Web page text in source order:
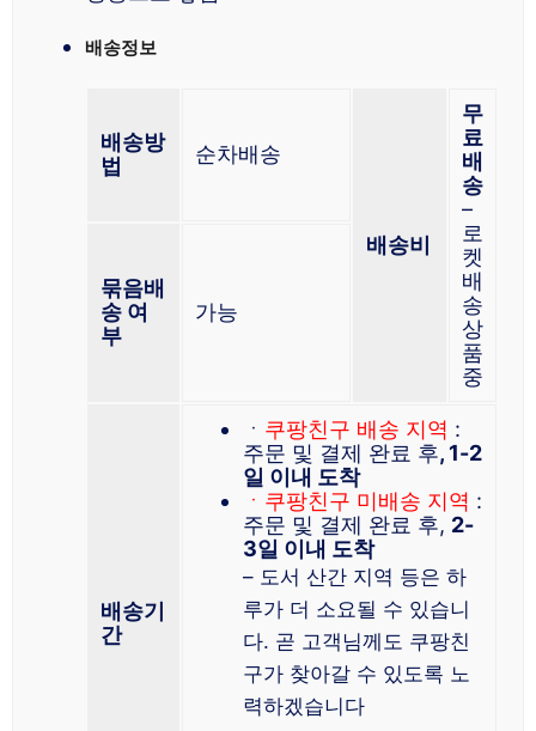
배송정보
배송방
법
순차배송
배송비
무
료
배
송
–
로
켓
배
송
상
품
중
묶음배
송 여
부
가능
배송기
간
ㆍ 쿠팡친구 배송 지역 :
주문 및 결제 완료 후, 1-2
일 이내 도착
ㆍ쿠팡친구 미배송 지역 :
주문 및 결제 완료 후, 2-
3일 이내 도착
– 도서 산간 지역 등은 하
루가 더 소요될 수 있습니
다. 곧 고객님께도 쿠팡친
구가 찾아갈 수 있도록 노
력하겠습니다